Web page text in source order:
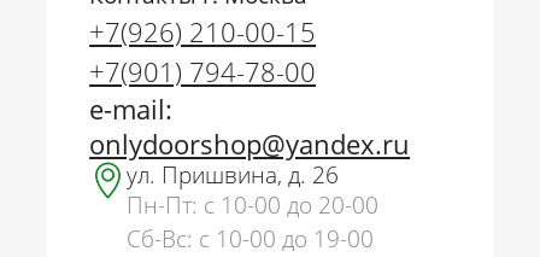
+7(926) 210-00-15
+7(901) 794-78-00
e-mail:
onlydoorshop@yandex.ru
ул. Пришвина, д. 26
Пн-Пт: с 10-00 до 20-00
Сб-Вс: с 10-00 до 19-00